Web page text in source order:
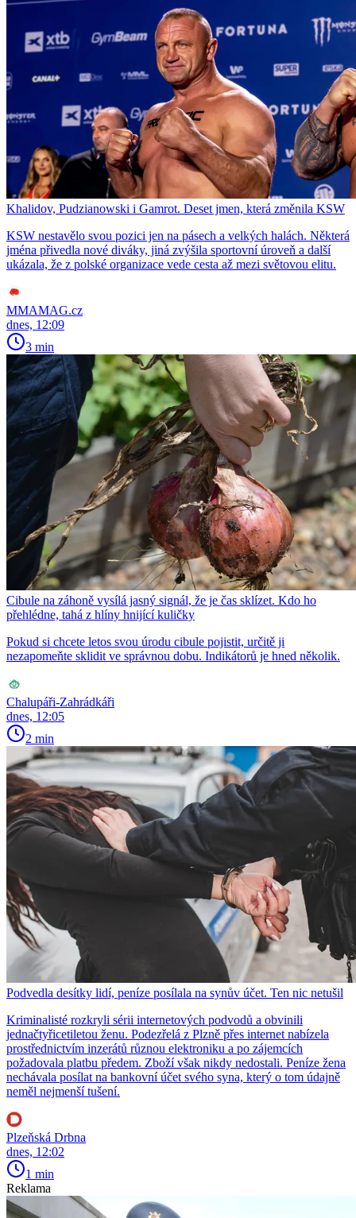
Khalidov, Pudzianowski i Gamrot. Deset jmen, která změnila KSW
KSW nestavělo svou pozici jen na pásech a velkých halách. Některá
jména přivedla nové diváky, jiná zvýšila sportovní úroveň a další
ukázala, že z polské organizace vede cesta až mezi světovou elitu.
MMAMAG.cz
dnes, 12:09
3 min
Cibule na záhoně vysílá jasný signál, že je čas sklízet. Kdo ho
přehlédne, tahá z hlíny hnijící kuličky
Pokud si chcete letos svou úrodu cibule pojistit, určitě ji
nezapomeňte sklidit ve správnou dobu. Indikátorů je hned několik.
Chalupáři-Zahrádkáři
dnes, 12:05
2 min
Podvedla desítky lidí, peníze posílala na synův účet. Ten nic netušil
Kriminalisté rozkryli sérii internetových podvodů a obvinili
jednačtyřicetiletou ženu. Podezřelá z Plzně přes internet nabízela
prostřednictvím inzerátů různou elektroniku a po zájemcích
požadovala platbu předem. Zboží však nikdy nedostali. Peníze žena
nechávala posílat na bankovní účet svého syna, který o tom údajně
neměl nejmenší tušení.
Plzeňská Drbna
dnes, 12:02
1 min
Reklama